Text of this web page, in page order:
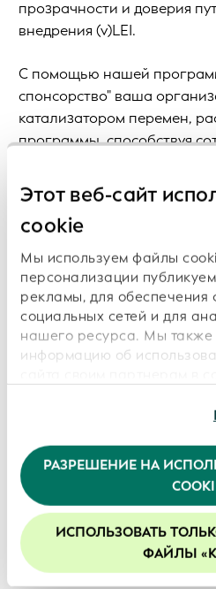
Этот веб-сайт
cookie
Мы используем файлы
персонализации
рекламы, для обеспечения
социальных сетей и для
нашего ресурса. Мы также
информацию об
аналитическим
предоставленной вами или
результате использования
Продолжая
соглашаетесь с нашей
файлов cookie. Более
приведена в документе с
Политики
РАЗРЕШЕНИЕ НА
ИСПОЛЬЗОВАТЬ
ФАЙЛЫ
прозрачности и доверия
внедрения (v)LEI.
С помощью нашей
спонсорство" ваша
катализатором перемен,
программы, способствуя
Глобальную систему LEI:
Совместные инициативы
лидерами отрасли для
которые интегрируют
идентификации,
поставок и усилия по
услугам.
инициатив и
способствуют
Спонсорские
GLEIF в стратегических
конференциях,
и технологических
влияния (v)LEI.